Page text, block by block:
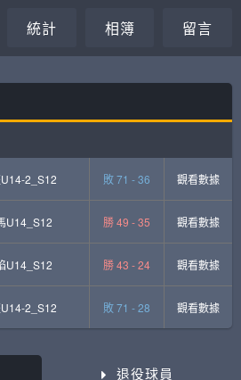
統計 相簿 留言
2_S12 敗 71 - 36 觀看數據
U14_S12 勝 49 - 35 觀看數據
U14_S12 勝 43 - 24 觀看數據
2_S12 敗 71 - 28 觀看數據
退役球員